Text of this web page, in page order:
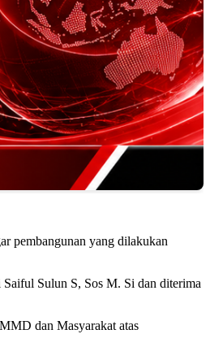
pembangunan yang dilakukan
Sulun S, Sos M. Si dan diterima
dan Masyarakat atas